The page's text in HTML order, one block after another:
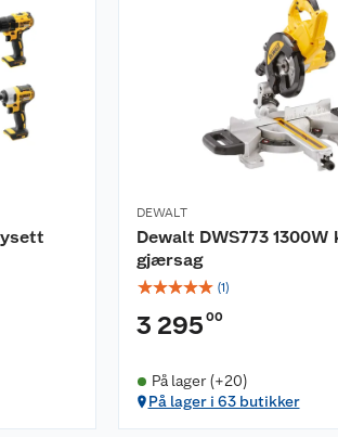
DEWALT
Dewalt DWS773 1300W
gjærsag
☆☆☆☆☆ (1)
3 295 00
På lager (+20)
På lager i 63 butikker